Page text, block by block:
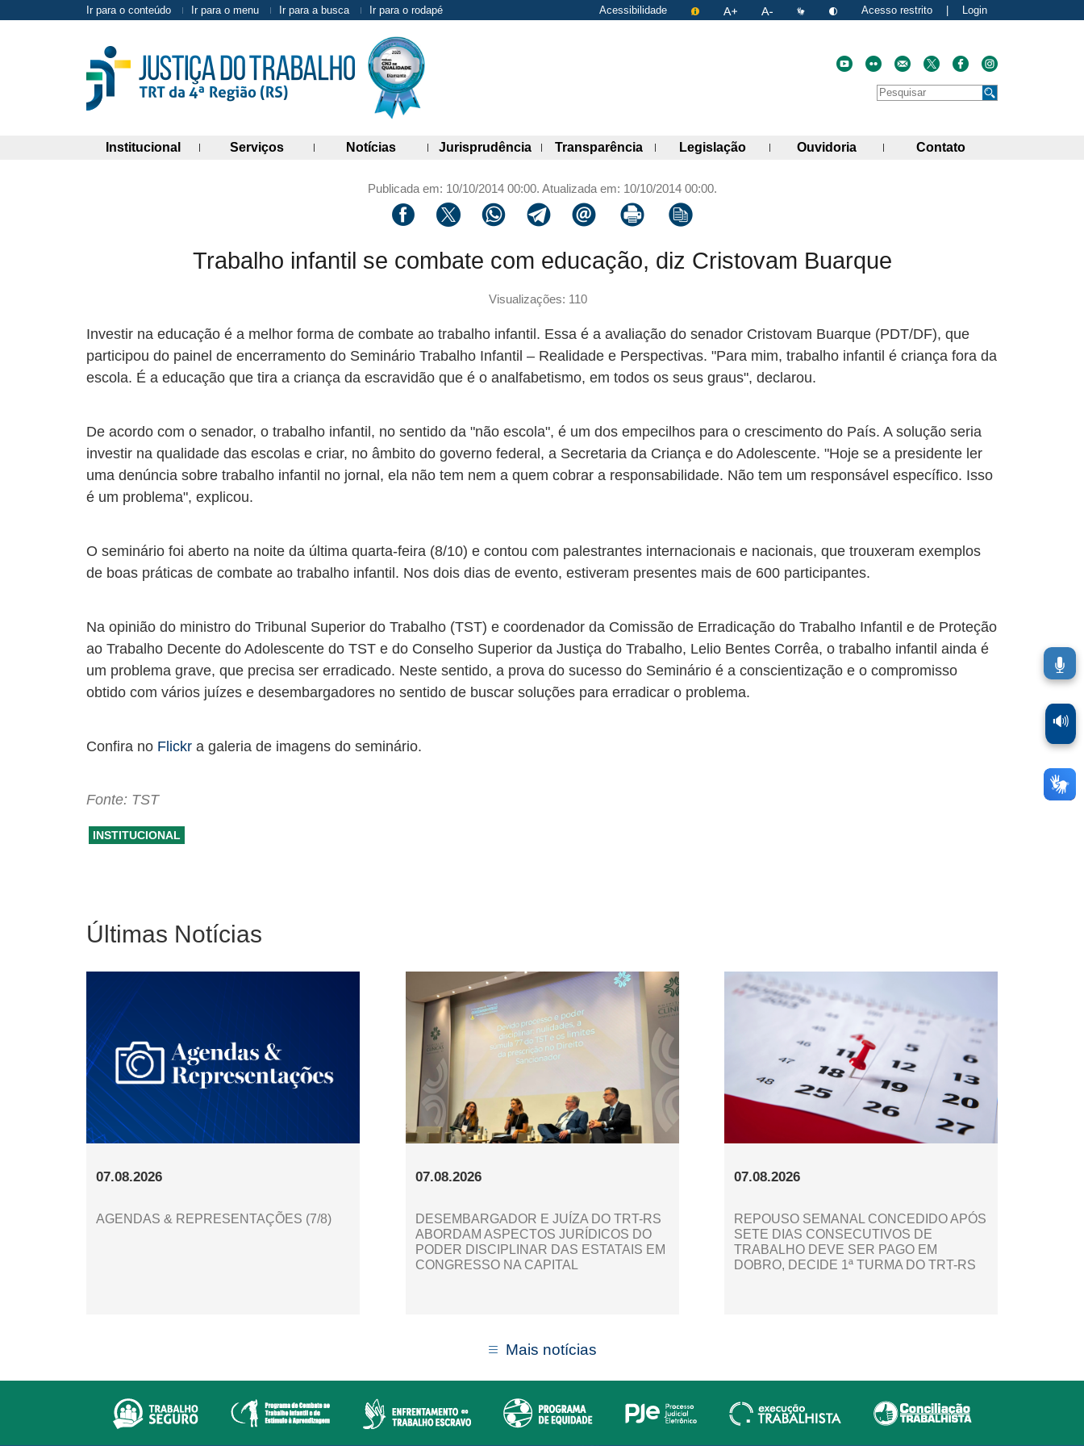
Ir para o conteúdo Ir para o menu Ir para a busca Ir para o rodapé Acessibilidade Acesso restrito Login
Faça uma pesquisa no site
Pesquisar
Institucional(abre painel de links)
Serviços(abre painel de links)
Notícias(abre painel de links)
Jurisprudência(abre painel de links)
Transparência (abre painel de links)
Legislação(abre painel de links)
Ouvidoria (abre painel de links)
Contato(abre painel de
Publicada em: 10/10/2014 00:00. Atualizada em: 10/10/2014 00:00.
Compartilhar via facebook
Compartilhar via twitter
Compartilhar via whatsapp
Compartilhar via telegram
Compartilhar via email
Imprimir a página atual
Copiar link para a área de transferência
Trabalho infantil se combate com educação, diz Cristovam Buarque
Visualizações: 110
Investir na educação é a melhor forma de combate ao trabalho infantil. Essa é a avaliação do senador Cristovam Buarque (PDT/DF), que
participou do painel de encerramento do Seminário Trabalho Infantil – Realidade e Perspectivas. "Para mim, trabalho infantil é criança fora da
escola. É a educação que tira a criança da escravidão que é o analfabetismo, em todos os seus graus", declarou.
De acordo com o senador, o trabalho infantil, no sentido da "não escola", é um dos empecilhos para o crescimento do País. A solução seria
investir na qualidade das escolas e criar, no âmbito do governo federal, a Secretaria da Criança e do Adolescente. "Hoje se a presidente ler
uma denúncia sobre trabalho infantil no jornal, ela não tem nem a quem cobrar a responsabilidade. Não tem um responsável específico. Isso
é um problema", explicou.
O seminário foi aberto na noite da última quarta-feira (8/10) e contou com palestrantes internacionais e nacionais, que trouxeram exemplos
de boas práticas de combate ao trabalho infantil. Nos dois dias de evento, estiveram presentes mais de 600 participantes.
Na opinião do ministro do Tribunal Superior do Trabalho (TST) e coordenador da Comissão de Erradicação do Trabalho Infantil e de Proteção
ao Trabalho Decente do Adolescente do TST e do Conselho Superior da Justiça do Trabalho, Lelio Bentes Corrêa, o trabalho infantil ainda é
um problema grave, que precisa ser erradicado. Neste sentido, a prova do sucesso do Seminário é a conscientização e o compromisso
obtido com vários juízes e desembargadores no sentido de buscar soluções para erradicar o problema.
Confira no Flickr a galeria de imagens do seminário.
Fonte: TST
INSTITUCIONAL
Últimas Notícias
07.08.2026
AGENDAS & REPRESENTAÇÕES (7/8)
07.08.2026
DESEMBARGADOR E JUÍZA DO TRT-RS
ABORDAM ASPECTOS JURÍDICOS DO
PODER DISCIPLINAR DAS ESTATAIS EM
CONGRESSO NA CAPITAL
07.08.2026
REPOUSO SEMANAL CONCEDIDO APÓS
SETE DIAS CONSECUTIVOS DE
TRABALHO DEVE SER PAGO EM
DOBRO, DECIDE 1ª TURMA DO TRT-RS
Mais notícias
🔊